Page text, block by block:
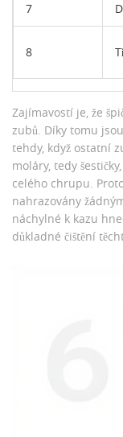
7
8
Zajímavostí je, že
zubů. Díky tomu
tehdy, když ostatní
moláry, tedy
celého chrupu.
nahrazovány
náchylné k kazu
důkladné čištění